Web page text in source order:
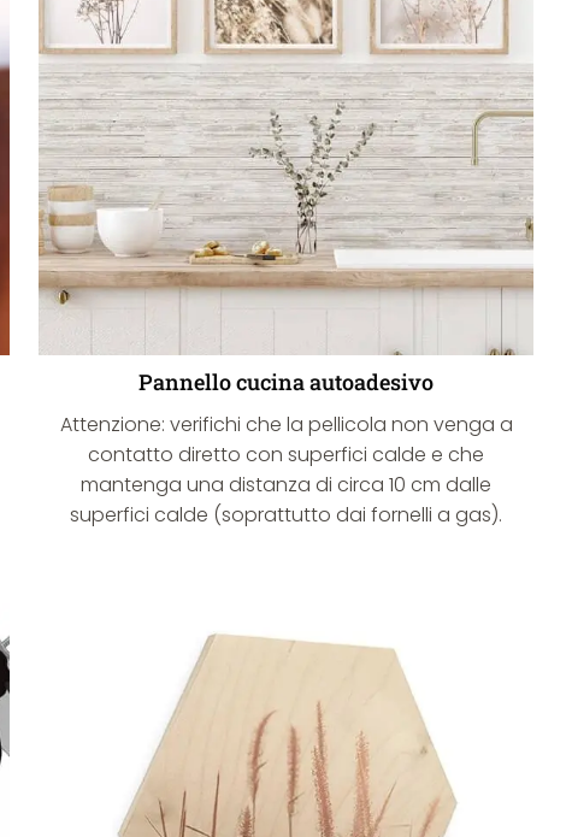
Pannello cucina autoadesivo
Attenzione: verifichi che la pellicola non venga a
contatto diretto con superfici calde e che
mantenga una distanza di circa 10 cm dalle
superfici calde (soprattutto dai fornelli a gas).